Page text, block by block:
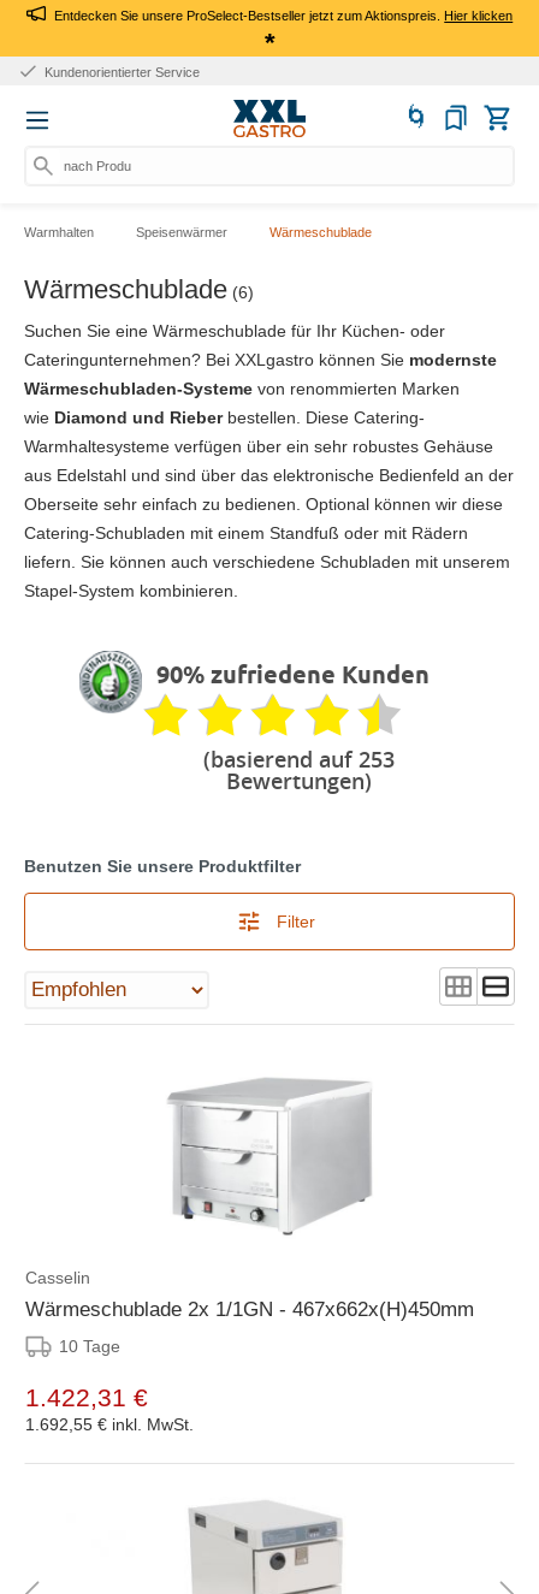
Entdecken Sie unsere ProSelect-Bestseller jetzt zum Aktionspreis.Hier klicken
*
nach Produkt,
Warmhalten Speisenwärmer Wärmeschublade
Wärmeschublade (6)
Suchen Sie eine Wärmeschublade für Ihr Küchen- oder
Cateringunternehmen? Bei XXLgastro können Sie modernste
Wärmeschubladen-Systeme von renommierten Marken
wie Diamond und Rieber bestellen. Diese Catering-
Warmhaltesysteme verfügen über ein sehr robustes Gehäuse
aus Edelstahl und sind über das elektronische Bedienfeld an der
Oberseite sehr einfach zu bedienen. Optional können wir diese
Catering-Schubladen mit einem Standfuß oder mit Rädern
liefern. Sie können auch verschiedene Schubladen mit unserem
Stapel-System kombinieren.
90% zufriedene Kunden
(basierend auf 253
Bewertungen)
Benutzen Sie unsere Produktfilter
Filter
Casselin
Wärmeschublade 2x 1/1GN - 467x662x(H)450mm
10 Tage
1.422,31 €
1.692,55 € inkl. MwSt.